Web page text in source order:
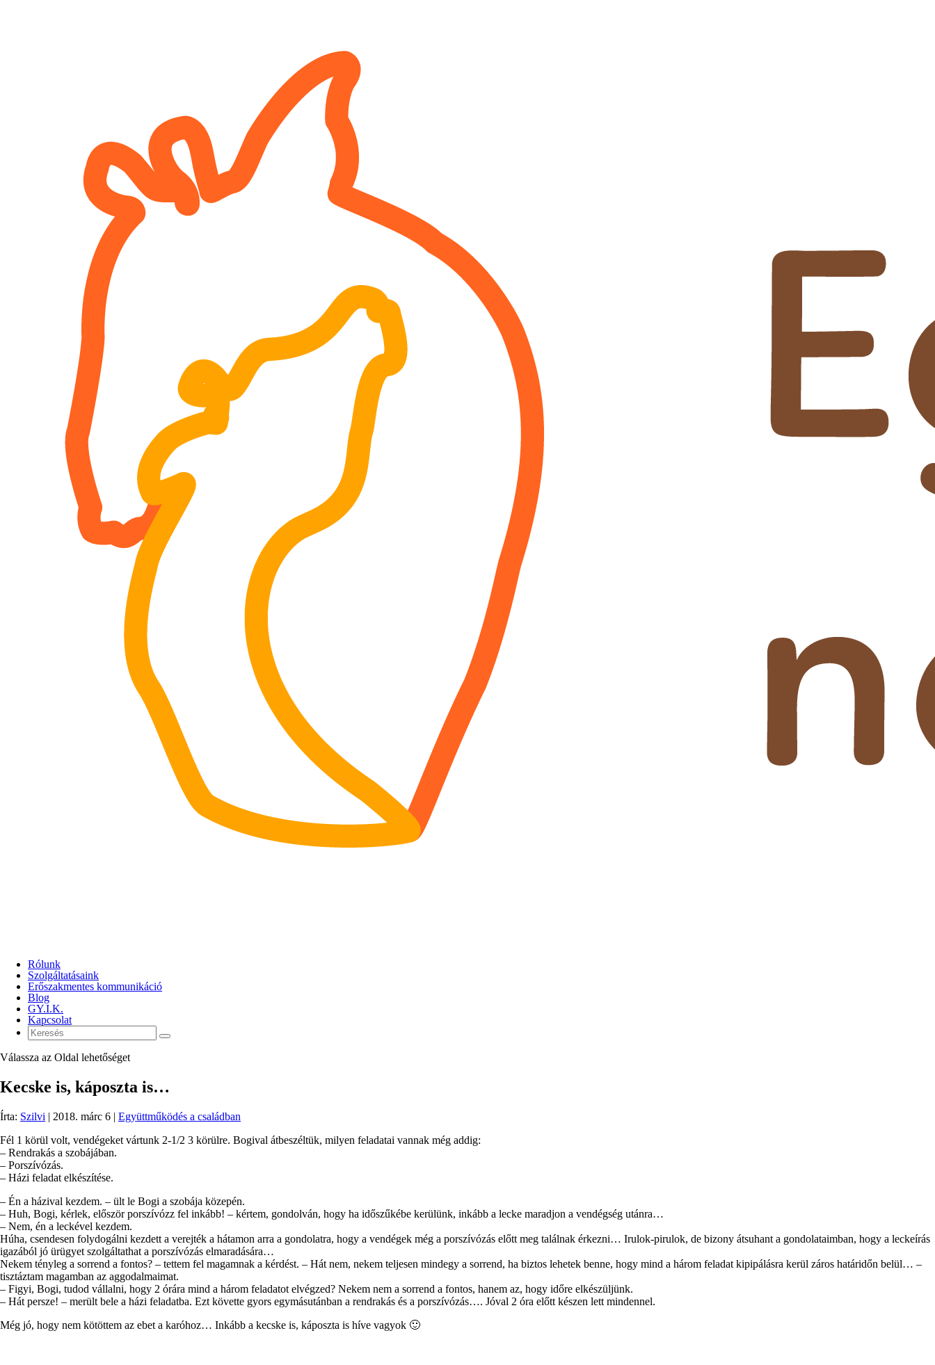
Rólunk
Szolgáltatásaink
Erőszakmentes kommunikáció
Blog
GY.I.K.
Kapcsolat
Válassza az Oldal lehetőséget
Kecske is, káposzta is…
Írta: Szilvi | 2018. márc 6 | Együttműködés a családban
Fél 1 körül volt, vendégeket vártunk 2-1/2 3 körülre. Bogival átbeszéltük, milyen feladatai vannak még addig:
– Rendrakás a szobájában.
– Porszívózás.
– Házi feladat elkészítése.
– Én a házival kezdem. – ült le Bogi a szobája közepén.
– Huh, Bogi, kérlek, először porszívózz fel inkább! – kértem, gondolván, hogy ha időszűkébe kerülünk, inkább a lecke maradjon a vendégség utánra…
– Nem, én a leckével kezdem.
Húha, csendesen folydogálni kezdett a verejték a hátamon arra a gondolatra, hogy a vendégek még a porszívózás előtt meg találnak érkezni… Irulok-pirulok, de bizony átsuhant a gondolataimban, hogy a leckeírás
igazából jó ürügyet szolgáltathat a porszívózás elmaradására…
Nekem tényleg a sorrend a fontos? – tettem fel magamnak a kérdést. – Hát nem, nekem teljesen mindegy a sorrend, ha biztos lehetek benne, hogy mind a három feladat kipipálásra kerül záros határidőn belül… –
tisztáztam magamban az aggodalmaimat.
– Figyi, Bogi, tudod vállalni, hogy 2 órára mind a három feladatot elvégzed? Nekem nem a sorrend a fontos, hanem az, hogy időre elkészüljünk.
– Hát persze! – merült bele a házi feladatba. Ezt követte gyors egymásutánban a rendrakás és a porszívózás…. Jóval 2 óra előtt készen lett mindennel.
Még jó, hogy nem kötöttem az ebet a karóhoz… Inkább a kecske is, káposzta is híve vagyok 🙂